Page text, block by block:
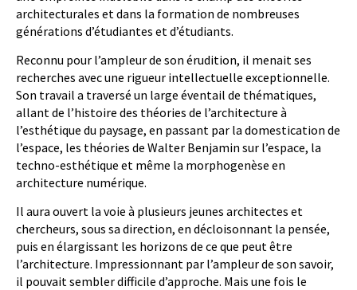
architecturales et dans la formation de nombreuses
générations d’étudiantes et d’étudiants.
Reconnu pour l’ampleur de son érudition, il menait ses
recherches avec une rigueur intellectuelle exceptionnelle.
Son travail a traversé un large éventail de thématiques,
allant de l’histoire des théories de l’architecture à
l’esthétique du paysage, en passant par la domestication de
l’espace, les théories de Walter Benjamin sur l’espace, la
techno-esthétique et même la morphogenèse en
architecture numérique.
Il aura ouvert la voie à plusieurs jeunes architectes et
chercheurs, sous sa direction, en décloisonnant la pensée,
puis en élargissant les horizons de ce que peut être
l’architecture. Impressionnant par l’ampleur de son savoir,
il pouvait sembler difficile d’approche. Mais une fois le